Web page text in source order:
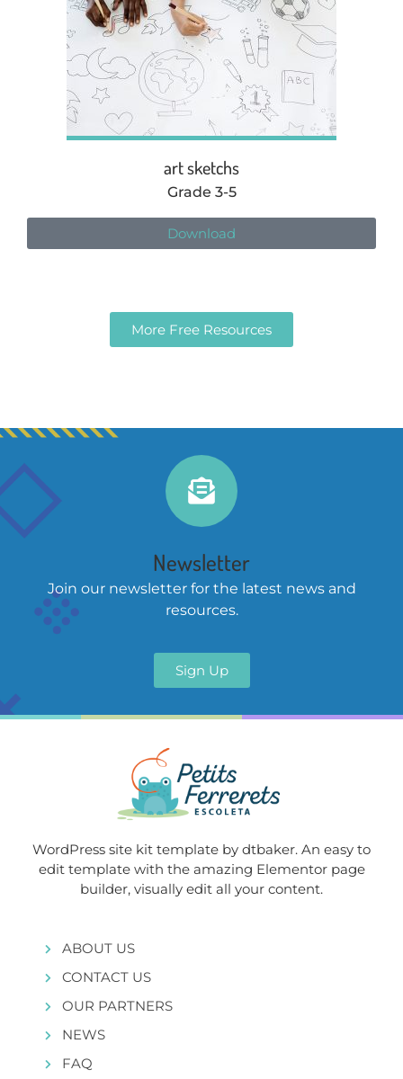
art sketchs
Grade 3-5
Download
More Free Resources
Newsletter
Join our newsletter for the latest news and
resources.
Sign Up
WordPress site kit template by dtbaker. An easy to
edit template with the amazing Elementor page
builder, visually edit all your content.
ABOUT US
CONTACT US
OUR PARTNERS
NEWS
FAQ